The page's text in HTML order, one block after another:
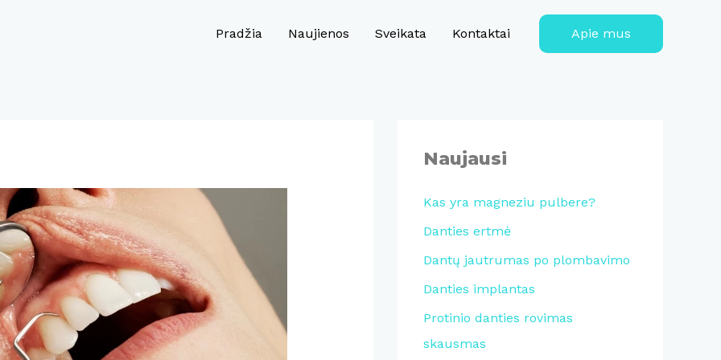
Pradžia Naujienos Sveikata Kontaktai Apie mus
Naujausi
Kas yra magneziu pulbere?
Danties ertmė
Dantų jautrumas po plombavimo
Danties implantas
Protinio danties rovimas
skausmas